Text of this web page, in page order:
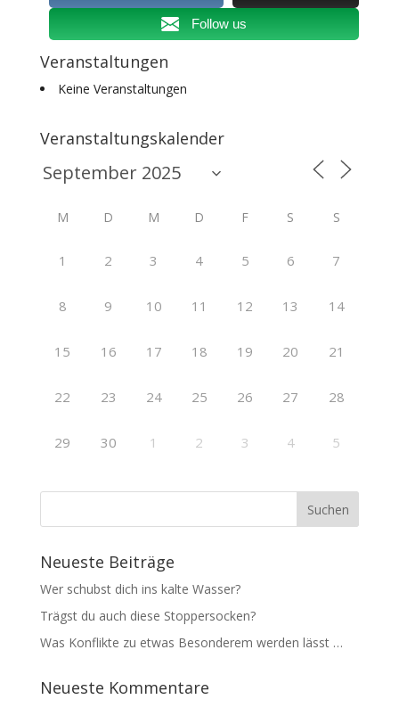
Follow us
Veranstaltungen
Keine Veranstaltungen
Veranstaltungskalender
M D M D F S S
1 2 3 4 5 6 7
8 9 10 11 12 13 14
15 16 17 18 19 20 21
22 23 24 25 26 27 28
29 30 1 2 3 4 5
Neueste Beiträge
Wer schubst dich ins kalte Wasser?
Trägst du auch diese Stoppersocken?
Was Konflikte zu etwas Besonderem werden lässt …
Neueste Kommentare